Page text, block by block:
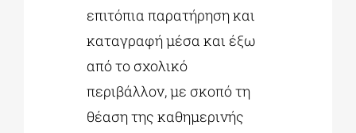
επιτόπια παρατήρηση και
καταγραφή μέσα και έξω
από το σχολικό
περιβάλλον, με σκοπό τη
θέαση της καθημερινής